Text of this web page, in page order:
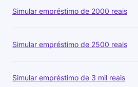
Simular empréstimo de 2000 reais
Simular empréstimo de 2500 reais
Simular empréstimo de 3 mil reais